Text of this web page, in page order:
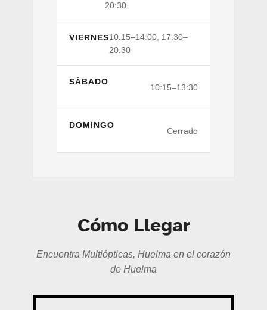
20:30
VIERNES10:15–14:00, 17:30–
20:30
SÁBADO
10:15–13:30
DOMINGO
Cerrado
Cómo Llegar
Encuentra Multiópticas, Huelma en el corazón
de Huelma